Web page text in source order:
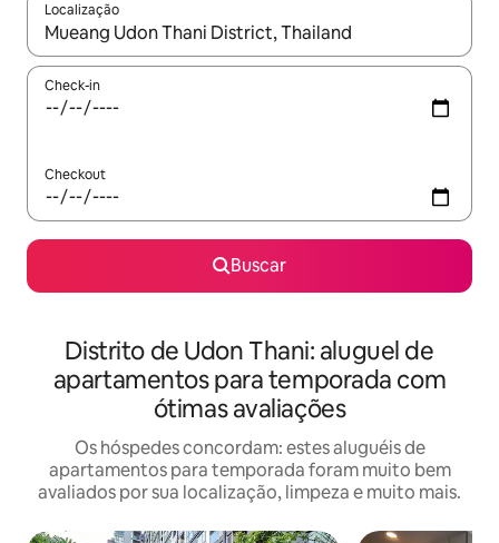
Localização
Quando os resultados estiverem disponíveis, explore-os
Check-in
Checkout
Buscar
Distrito de Udon Thani: aluguel de
apartamentos para temporada com
ótimas avaliações
Os hóspedes concordam: estes aluguéis de
apartamentos para temporada foram muito bem
avaliados por sua localização, limpeza e muito mais.